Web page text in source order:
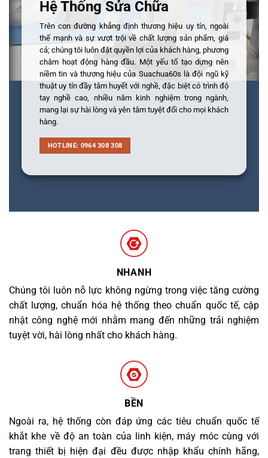
Hệ Thống Sửa Chữa
Trên con đường khẳng định thương hiệu uy tín, ngoài
thế mạnh và sự vượt trội về chất lượng sản phẩm, giá
cả; chúng tôi luôn đặt quyền lợi của khách hàng, phương
châm hoạt động hàng đầu. Một yếu tố tạo dựng nên
niềm tin và thương hiệu của Suachua60s là đội ngũ kỹ
thuật uy tín đầy tâm huyết với nghề, đặc biệt có trình độ
tay nghề cao, nhiều năm kinh nghiệm trong ngành,
mang lại sự hài lòng và yên tâm tuyệt đối cho mọi khách
hàng.
HOTLINE: 0964 308 308
NHANH
Chúng tôi luôn nỗ lực không ngừng trong việc tăng cường
chất lượng, chuẩn hóa hệ thống theo chuẩn quốc tế, cập
nhật công nghệ mới nhằm mang đến những trải nghiệm
tuyệt vời, hài lòng nhất cho khách hàng.
BỀN
Ngoài ra, hệ thống còn đáp ứng các tiêu chuẩn quốc tế
khắt khe về độ an toàn của linh kiện, máy móc cùng với
trang thiết bị hiện đại đều được nhập khẩu chính hãng,